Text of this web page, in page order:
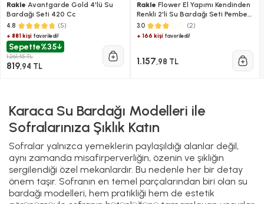
Rakle Avantgarde Gold 4'lü Su
Bardağı Seti 420 Cc
4.8 (5)
+ 881 kişi favoriledi!
Sepette%35
1.261,45 TL
819,94 TL
Rakle Flower El Yapımı Kendinden
Renkli 2'li Su Bardağı Seti Pembe
450 Cc
3.0 (2)
+ 166 kişifavoriledi!
1.157,98 TL
Karaca Su Bardağı Modelleri ile
Sofralarınıza Şıklık Katın
Sofralar yalnızca yemeklerin paylaşıldığı alanlar değil,
aynı zamanda misafirperverliğin, özenin ve şıklığın
sergilendiği özel mekanlardır. Bu nedenle her bir detay
önem taşır. Sofranın en temel parçalarından biri olan su
bardağı modelleri, hem pratikliği hem de estetik